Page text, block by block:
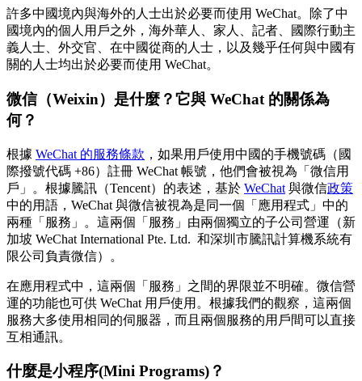
許多中國境內與海外的人士出於必要而使用 WeChat。除了中
國境內的個人用戶之外，海外華人、家人、記者、國際行動主
義人士、外交官、在中國從商的人士，以及幾乎任何與中國有
關的人士均出於必要而使用 WeChat。
微信（Weixin）是什麼？它與 WeChat 的關係為
何？
根據 WeChat 的服務條款 ，如果用戶使用中國的手機號碼（國
際撥號代碼 +86）註冊 WeChat 帳號，他們會被視為「微信用
戶」。根據騰訊（Tencent）的表述，基於 WeChat 與微信政策
中的用語，WeChat 與微信被視為是同一個「應用程式」中的
兩種「服務」。這兩個「服務」由兩個獨立的子公司營運（新
加坡 WeChat International Pte. Ltd. 和深圳市騰訊計算機系統有
限公司負責微信）。
在應用程式中，這兩個「服務」之間的界限並不明確。微信營
運的功能也可供 WeChat 用戶使用。根據我們的觀察，這兩個
服務大多使用相同的伺服器，而且兩個服務的用戶間可以直接
互相通訊。
什麼是小程序(Mini Programs)？